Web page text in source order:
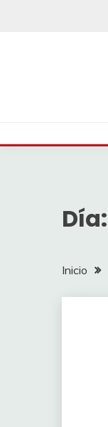
Día:
Inicio